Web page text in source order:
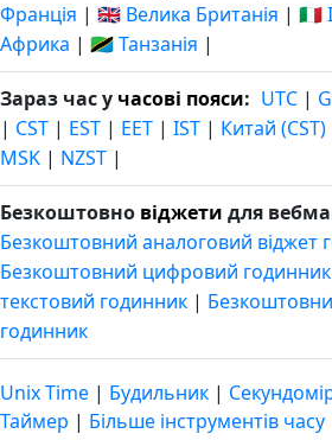
Франція | 🇬🇧 Велика Британія | 🇮🇹
Африка | 🇹🇿 Танзанія |
Зараз час у часові пояси: UTC |
| CST | EST | EET | IST | Китай (CST)
MSK | NZST |
Безкоштовно віджети для
Безкоштовний аналоговий віджет
Безкоштовний цифровий годинник
текстовий годинник |
годинник
Unix Time | Будильник |
Таймер | Більше інструментів часу